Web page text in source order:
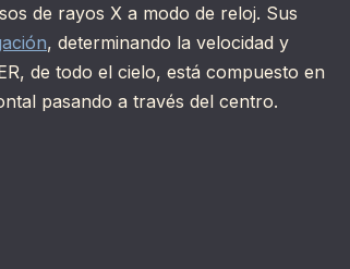
de rayos X a modo de reloj. Sus
, determinando la velocidad y
de todo el cielo, está compuesto en
pasando a través del centro.